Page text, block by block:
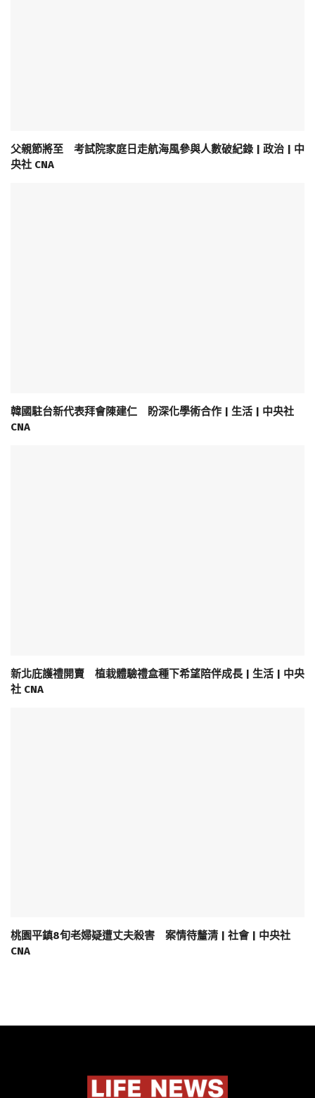
父親節將至 考試院家庭日走航海風參與人數破紀錄 | 政治 | 中
央社 CNA
韓國駐台新代表拜會陳建仁 盼深化學術合作 | 生活 | 中央社
CNA
新北庇護禮開賣 植栽體驗禮盒種下希望陪伴成長 | 生活 | 中央
社 CNA
桃園平鎮8旬老婦疑遭丈夫殺害 案情待釐清 | 社會 | 中央社
CNA